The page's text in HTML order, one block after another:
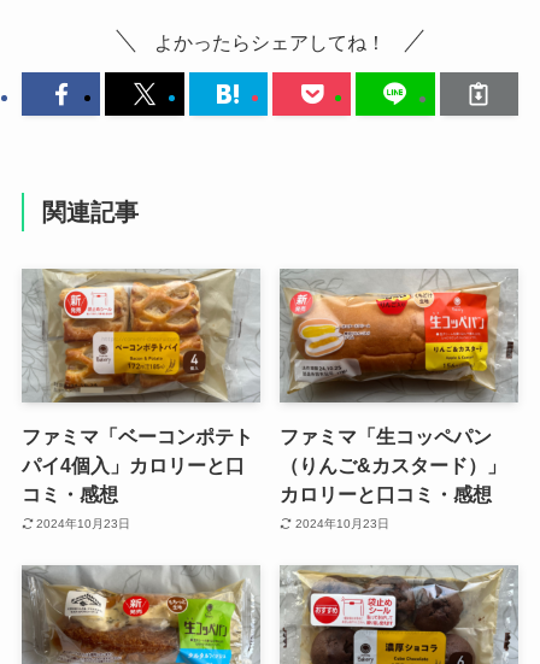
よかったらシェアしてね！
関連記事
ファミマ「ベーコンポテト
パイ4個入」カロリーと口
コミ・感想
2024年10月23日
ファミマ「生コッペパン
（りんご&カスタード）」
カロリーと口コミ・感想
2024年10月23日